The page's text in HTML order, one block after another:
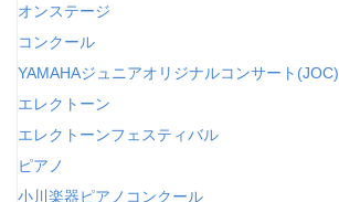
オンステージ
コンクール
YAMAHAジュニアオリジナルコンサート(JOC)
エレクトーン
エレクトーンフェスティバル
ピアノ
小川楽器ピアノコンクール